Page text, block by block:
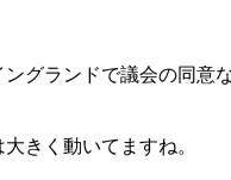
グランドで議会の同意
きく動いてますね。